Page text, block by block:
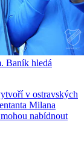
Baník hledá
v ostravských
Milana
nabídnout